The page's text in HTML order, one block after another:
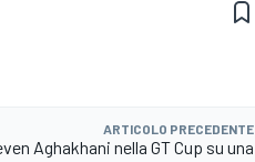
ARTICOLO PRECEDENTE
Aghakhani nella GT Cup su una